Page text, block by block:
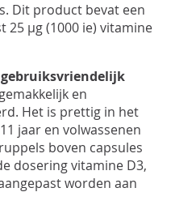
Blijf ingelogd
INLOGGEN
Dit product bevat een
25 µg (1000 ie) vitamine
en
Het is prettig in het
jaar en volwassenen
boven capsules
dosering vitamine D3,
worden aan